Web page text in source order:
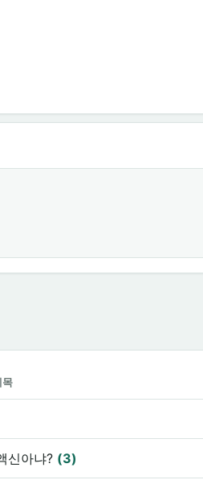
목
신아냐? (3)